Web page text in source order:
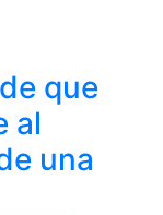
que
al
una